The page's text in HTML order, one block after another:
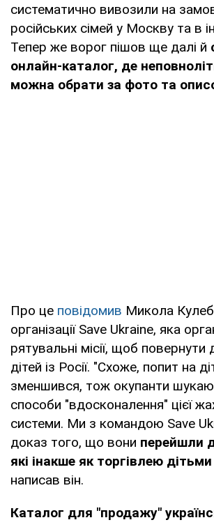
систематично вивозили на
російських сімей у Москву та в
Тепер же ворог пішов ще далі й
онлайн-каталог, де
можна обрати за фото та
Про це повідомив Микола
організації Save Ukraine, яка
рятувальні місії, щоб
дітей із Росії. "Схоже, попит на
зменшився, тож окупанти
способи "вдосконалення" цієї
системи. Ми з командою Save
доказ того, що вони перейшли
які інакше як торгівлею
написав він.
Каталог для "продажу"